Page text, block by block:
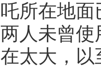
吒所在地
两人未曾使
在太大，以